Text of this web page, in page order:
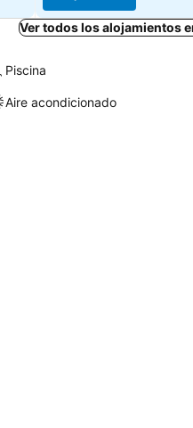
Ver todos los alojamientos
Piscina
Aire acondicionado